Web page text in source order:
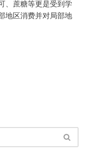
、蔗糖等更是受到学
地区消费并对局部地